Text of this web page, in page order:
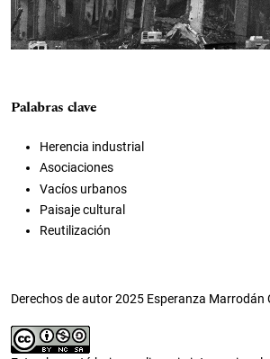
Palabras clave
Herencia industrial
Asociaciones
Vacíos urbanos
Paisaje cultural
Reutilización
Derechos de autor 2025 Esperanza Marrodán